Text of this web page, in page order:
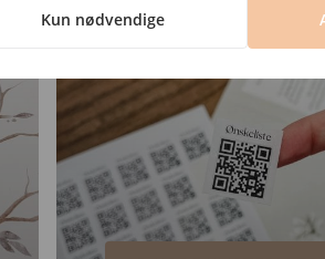
Kun nødvendige